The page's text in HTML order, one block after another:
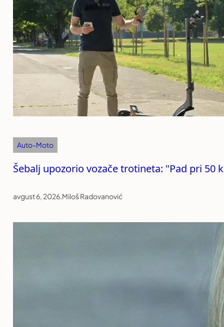
Auto-Moto
Šebalj upozorio vozače trotineta: "Pad pri 50
avgust 6, 2026.Miloš Radovanović